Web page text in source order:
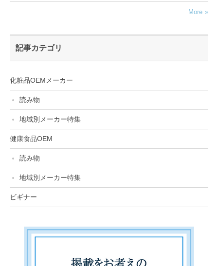
More
記事カテゴリ
化粧品OEMメーカー
読み物
地域別メーカー特集
健康食品OEM
読み物
地域別メーカー特集
ビギナー